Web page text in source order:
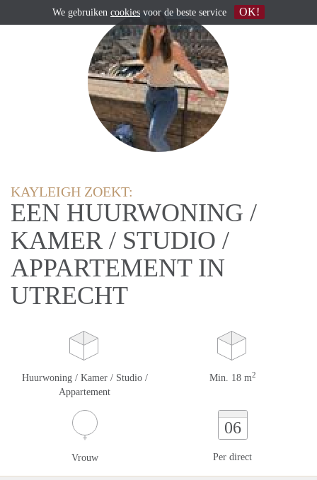
KAYLEIGH ZOEKT:
EEN HUURWONING /
KAMER / STUDIO /
APPARTEMENT IN
UTRECHT
Huurwoning / Kamer / Studio /
Appartement
Min. 18 m2
Vrouw
06
Per direct
We gebruiken cookies voor de beste service OK!